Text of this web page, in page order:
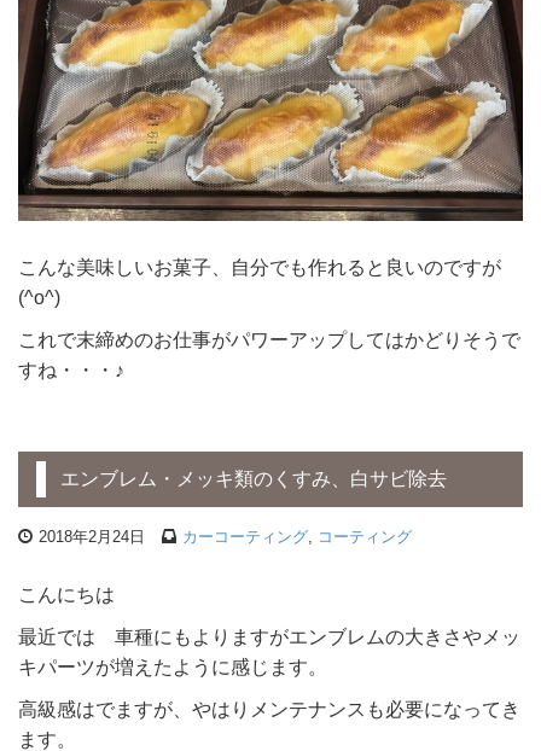
こんな美味しいお菓子、自分でも作れると良いのですが
(^o^)
これで末締めのお仕事がパワーアップしてはかどりそうで
すね・・・♪
エンブレム・メッキ類のくすみ、白サビ除去
2018年2月24日 カーコーティング コーティング
こんにちは
最近では 車種にもよりますがエンブレムの大きさやメッ
キパーツが増えたように感じます。
高級感はでますが、やはりメンテナンスも必要になってき
ます。